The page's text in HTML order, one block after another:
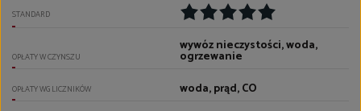
STANDARD
OPŁATY W CZYNSZU
wywóz nieczystości, woda,
ogrzewanie
OPŁATY WG LICZNIKÓW woda, prąd, CO